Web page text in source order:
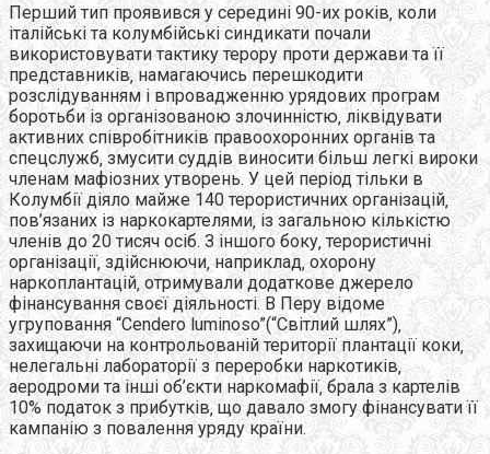
Перший тип проявився у середині 90-их років‚ коли
італійські та колумбійські синдикати почали
використовувати тактику терору проти держави та її
представників‚ намагаючись перешкодити
розслідуванням і впровадженню урядових програм
боротьби із організованою злочинністю‚ ліквідувати
активних співробітників правоохоронних органів та
спецслужб‚ змусити суддів виносити більш легкі вироки
членам мафіозних утворень. У цей період тільки в
Колумбії діяло майже 140 терористичних організацій‚
пов’язаних із наркокартелями‚ із загальною кількістю
членів до 20 тисяч осіб. З іншого боку‚ терористичні
організації‚ здійснюючи‚ наприклад‚ охорону
наркоплантацій‚ отримували додаткове джерело
фінансування своєї діяльності. В Перу відоме
угруповання “Cendero luminoso”(“Світлий шлях”)‚
захищаючи на контрольованій території плантації коки‚
нелегальні лабораторії з переробки наркотиків‚
аеродроми та інші об’єкти наркомафії‚ брала з картелів
10% податок з прибутків‚ що давало змогу фінансувати її
кампанію з повалення уряду країни.